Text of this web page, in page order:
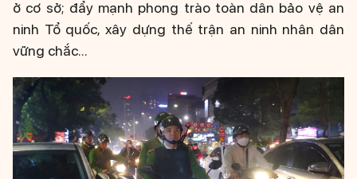
ở cơ sở; đẩy mạnh phong trào toàn dân bảo vệ an
ninh Tổ quốc, xây dựng thế trận an ninh nhân dân
vững chắc...